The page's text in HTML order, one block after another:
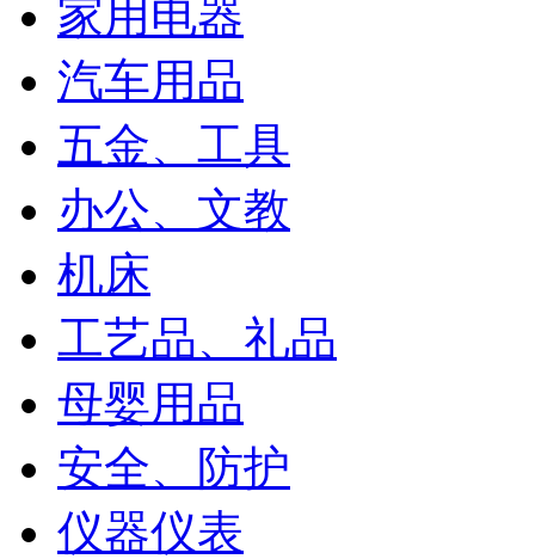
家用电器
汽车用品
五金、工具
办公、文教
机床
工艺品、礼品
母婴用品
安全、防护
仪器仪表